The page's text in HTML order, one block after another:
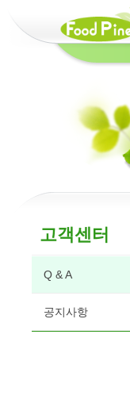
고객센터
Q & A
공지사항